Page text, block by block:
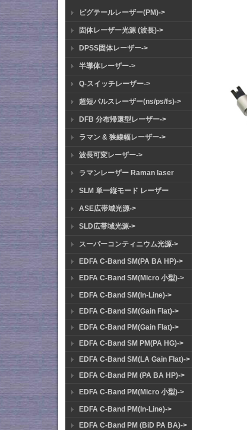
ピグテールレーザー(PM)->
固体レーザー光源 (波長)->
DPSS固体レーザー->
半導体レーザー->
Q-スイッチレーザー->
超短パルスレーザー(ns/ps/fs)->
DFB 分布帰還型レーザー->
ラマン & 狭線幅レーザー->
波長可変レーザー->
ラマンレーザー Raman laser
SLM 単一縦モード レーザー
ASE広帯域光源->
SLD広帯域光源->
スーパーコンティニウム光源->
EDFA C-Band SM(PA BA HP)->
EDFA C-Band SM(Micro 小型)->
EDFA C-Band SM(In-Line)->
EDFA C-Band SM(Gain Flat)->
EDFA C-Band PM(Gain Flat)->
EDFA C-Band SM PM(PA HG)->
EDFA C-Band SM(LA Gain Flat)->
EDFA C-Band PM (PA BA HP)->
EDFA C-Band PM(Micro 小型)->
EDFA C-Band PM(In-Line)->
EDFA C-Band PM (BiD PA BA)->